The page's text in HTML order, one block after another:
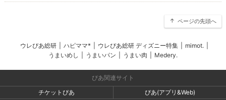
ページの先頭へ
ウレぴあ総研 ハピママ* ウレぴあ総研 ディズニー特集 mimot.
うまいめし
うまいパン うまい肉 Medery.
ぴあ関連サイト
チケットぴあ
ぴあ(アプリ&Web)